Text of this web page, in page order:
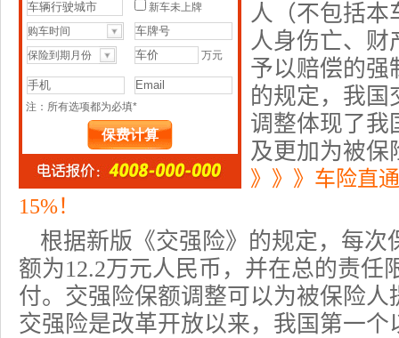
人（不包括本
人身伤亡、财
予以赔偿的强
的规定，我国
调整体现了我
及更加为被保
》》》车险直
15%！
根据新版《交强险》的规定，每次
额为12.2万元人民币，并在总的责任
付。交强险保额调整可以为被保险
交强险是改革开放以来，我国第一